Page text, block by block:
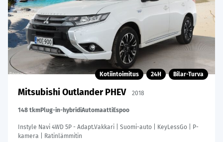
Kotiintoimitus 24H Bilar-Turva
Mitsubishi Outlander PHEV 2018
148 tkmPlug-in-hybridiAutomaattiEspoo
Instyle Navi 4WD 5P - Adapt.Vakkari | Suomi-auto | KeyLessGo | P-
kamera | Ratinlämmitin